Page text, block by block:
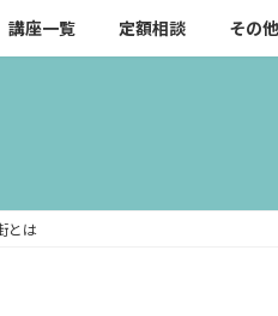
講座一覧 定額相談 その
とは